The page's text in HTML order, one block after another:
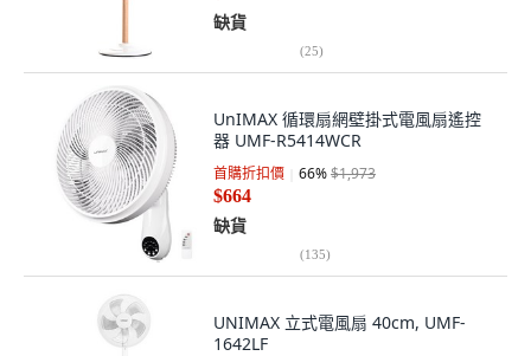
缺貨
(25)
UnIMAX 循環扇網壁掛式電風扇遙控
器 UMF-R5414WCR
首購折扣價 66%$1,973
$664
缺貨
(135)
UNIMAX 立式電風扇 40cm, UMF-
1642LF